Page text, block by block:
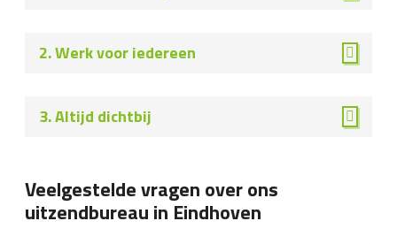
2. Werk voor iedereen
3. Altijd dichtbij
Veelgestelde vragen over ons
uitzendbureau in Eindhoven